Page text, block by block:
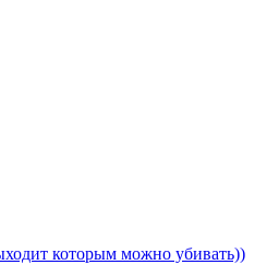
которым можно убивать))